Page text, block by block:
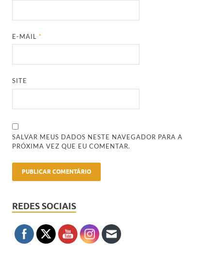
E-MAIL*
SITE
SALVAR MEUS DADOS NESTE NAVEGADOR PARA A
PRÓXIMA VEZ QUE EU COMENTAR.
REDES SOCIAIS